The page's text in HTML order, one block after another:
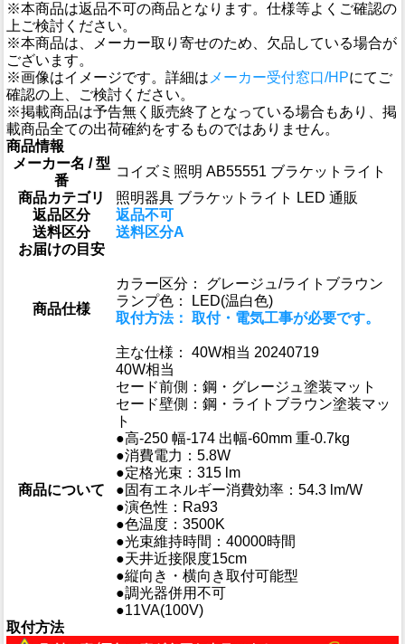
※本商品は返品不可の商品となります。仕様等よくご確認の
上ご検討ください。
※本商品は、メーカー取り寄せのため、欠品している場合が
ございます。
※画像はイメージです。詳細は メーカー受付窓口/HPにてご
確認の上、ご検討ください。
※掲載商品は予告無く販売終了となっている場合もあり、掲
載商品全ての出荷確約をするものではありません。
商品情報
メーカー名 / 型
番
コイズミ照明 AB55551 ブラケットライト
商品カテゴリ
照明器具 ブラケットライト LED 通販
返品区分
返品不可
送料区分
送料区分A
お届けの目安
商品仕様
カラー区分： グレージュ/ライトブラウン
ランプ色： LED(温白色)
取付方法： 取付・電気工事が必要です。
主な仕様： 40W相当 20240719
商品について
40W相当
セード前側：鋼・グレージュ塗装マット
セード壁側：鋼・ライトブラウン塗装マッ
ト
●高-250 幅-174 出幅-60mm 重-0.7kg
●消費電力：5.8W
●定格光束：315 lm
●固有エネルギー消費効率：54.3 lm/W
●演色性：Ra93
●色温度：3500K
●光束維持時間：40000時間
●天井近接限度15cm
●縦向き・横向き取付可能型
●調光器併用不可
●11VA(100V)
取付方法